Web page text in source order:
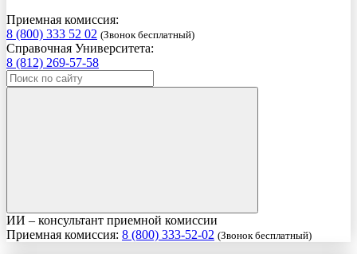
Приемная комиссия:
8 (800) 333 52 02 (Звонок бесплатный)
Справочная Университета:
8 (812) 269-57-58
ИИ – консультант приемной комиссии
Приемная комиссия: 8 (800) 333-52-02 (Звонок бесплатный)